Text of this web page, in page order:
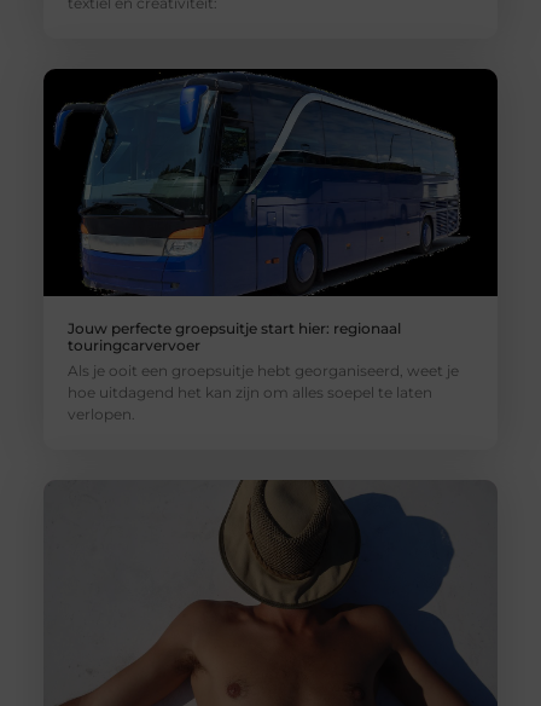
Jouw perfecte groepsuitje start hier: regionaal
touringcarvervoer
Als je ooit een groepsuitje hebt georganiseerd, weet je
hoe uitdagend het kan zijn om alles soepel te laten
verlopen.